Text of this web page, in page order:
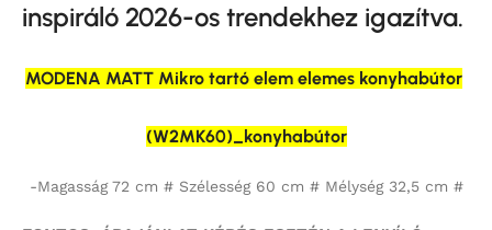
inspiráló 2026-os trendekhez igazítva.
MODENA MATT Mikro tartó elem elemes konyhabútor
(W2MK60)_konyhabútor
-Magasság 72 cm # Szélesség 60 cm # Mélység 32,5 cm #